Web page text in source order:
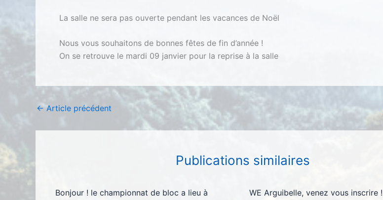
La salle ne sera pas ouverte pendant les vacances de Noël
Nous vous souhaitons de bonnes fêtes de fin d’année !
On se retrouve le mardi 09 janvier pour la reprise à la salle
←Article précédent
Publications similaires
Bonjour ! le championnat de bloc a lieu à
WE Arguibelle, venez vous inscrire !